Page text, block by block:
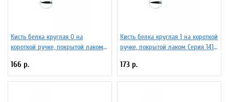
Кисть белка круглая 0 на
короткой ручке, покрытой лаком
166 р.
Кисть белка круглая 1 на короткой
ручке, покрытой лаком Серия 1410
173 р.